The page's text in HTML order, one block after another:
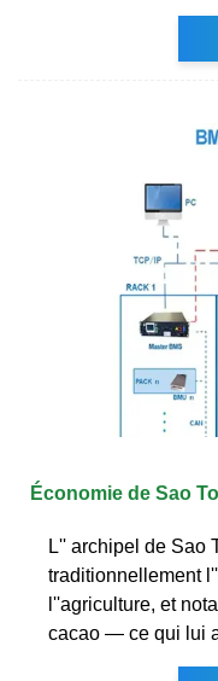
Économie de Sao
L'' archipel de Sao
traditionnellement
l''agriculture, et
cacao — ce qui lui